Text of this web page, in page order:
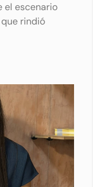
el escenario
rindió